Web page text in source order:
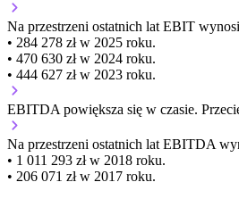
Na przestrzeni ostatnich lat EBIT
• 284 278 zł w 2025 roku.
• 470 630 zł w 2024 roku.
• 444 627 zł w 2023 roku.
EBITDA powiększa się w czasie.
Na przestrzeni ostatnich lat EBITDA
• 1 011 293 zł w 2018 roku.
• 206 071 zł w 2017 roku.